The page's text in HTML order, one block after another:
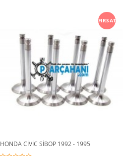
FIRSAT
HONDA CİVİC SİBOP 1992 - 1995